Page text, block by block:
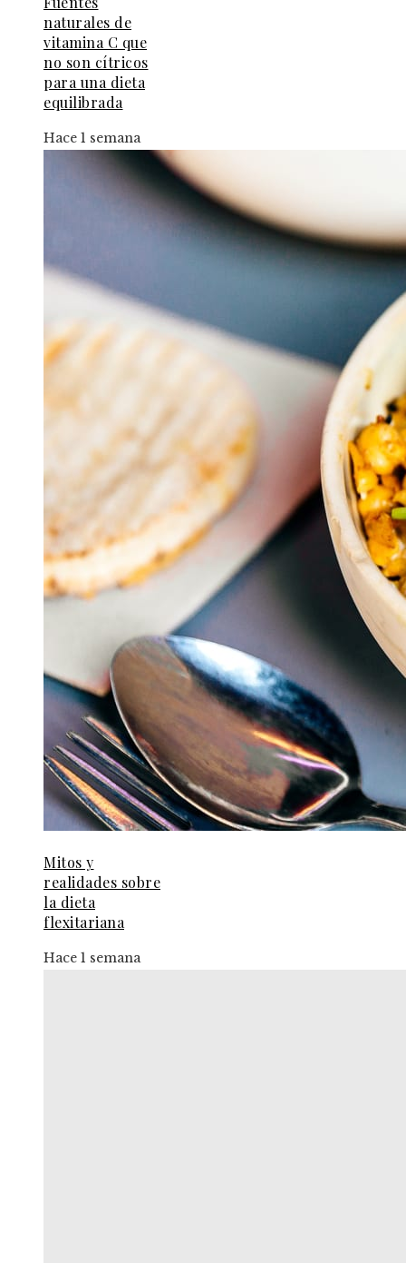
naturales de
vitamina C que
no son cítricos
para una dieta
equilibrada
Hace 1 semana
Mitos y
realidades sobre
la dieta
flexitariana
Hace 1 semana